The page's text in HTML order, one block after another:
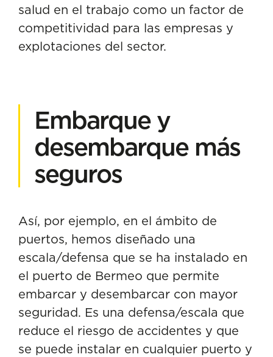
salud en el trabajo como un factor de
competitividad para las empresas y
explotaciones del sector.
Embarque y
desembarque más
seguros
Así, por ejemplo, en el ámbito de
puertos, hemos diseñado una
escala/defensa que se ha instalado en
el puerto de Bermeo que permite
embarcar y desembarcar con mayor
seguridad. Es una defensa/escala que
reduce el riesgo de accidentes y que
se puede instalar en cualquier puerto y